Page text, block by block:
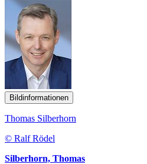
Bildinformationen
Thomas Silberhorn
© Ralf Rödel
Silberhorn, Thomas